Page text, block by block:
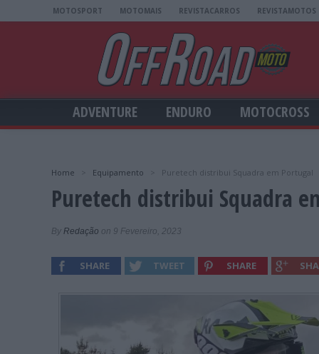
MOTOSPORT MOTOMAIS REVISTACARROS REVISTAMOTOS
ADVENTURE ENDURO MOTOCROSS
Home Equipamento Puretech distribui Squadra em Portugal
Puretech distribui Squadra
By Redação on 9 Fevereiro, 2023
SHARE TWEET SHARE